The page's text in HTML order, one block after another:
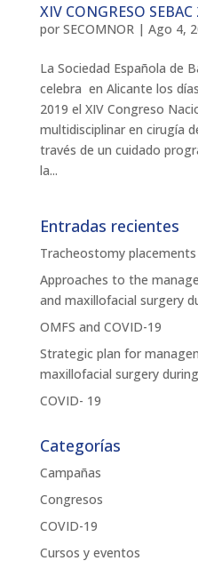
XIV CONGRESO
por SECOMNOR| Ago 4,
La Sociedad Española de
celebra en Alicante los
2019 el XIV Congreso
multidisciplinar en cirugía
través de un cuidado
la...
Entradas recientes
Tracheostomy
Approaches to the
and maxillofacial surgery
OMFS and COVID-19
Strategic plan for
maxillofacial surgery
COVID- 19
Categorías
Campañas
Congresos
COVID-19
Cursos y eventos